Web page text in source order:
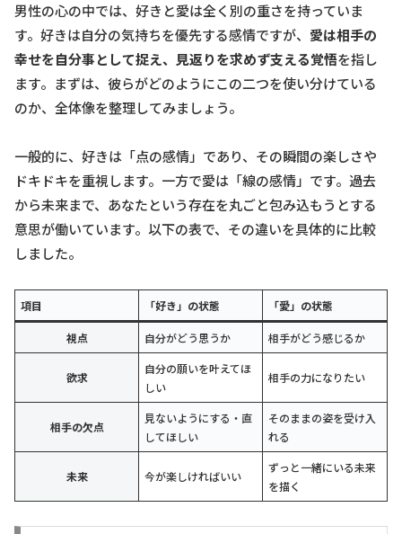
男性の心の中では、好きと愛は全く別の重さを持っていま
す。好きは自分の気持ちを優先する感情ですが、 愛は相手の
幸せを自分事として捉え、見返りを求めず支える覚悟を指し
ます。まずは、彼らがどのようにこの二つを使い分けている
のか、全体像を整理してみましょう。
一般的に、好きは「点の感情」であり、その瞬間の楽しさや
ドキドキを重視します。一方で愛は「線の感情」です。過去
から未来まで、あなたという存在を丸ごと包み込もうとする
意思が働いています。以下の表で、その違いを具体的に比較
しました。
項目 「好き」の状態 「愛」の状態
視点 自分がどう思うか 相手がどう感じるか
欲求
自分の願いを叶えてほ
しい
相手の力になりたい
相手の欠点
見ないようにする・直
してほしい
そのままの姿を受け入
れる
未来 今が楽しければいい
ずっと一緒にいる未来
を描く